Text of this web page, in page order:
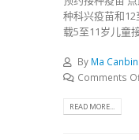
种科兴疫苗和
载5至11岁儿童
By Ma Canbin
Comments
READ MORE...